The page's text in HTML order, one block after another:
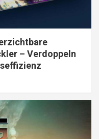
– Verdoppeln